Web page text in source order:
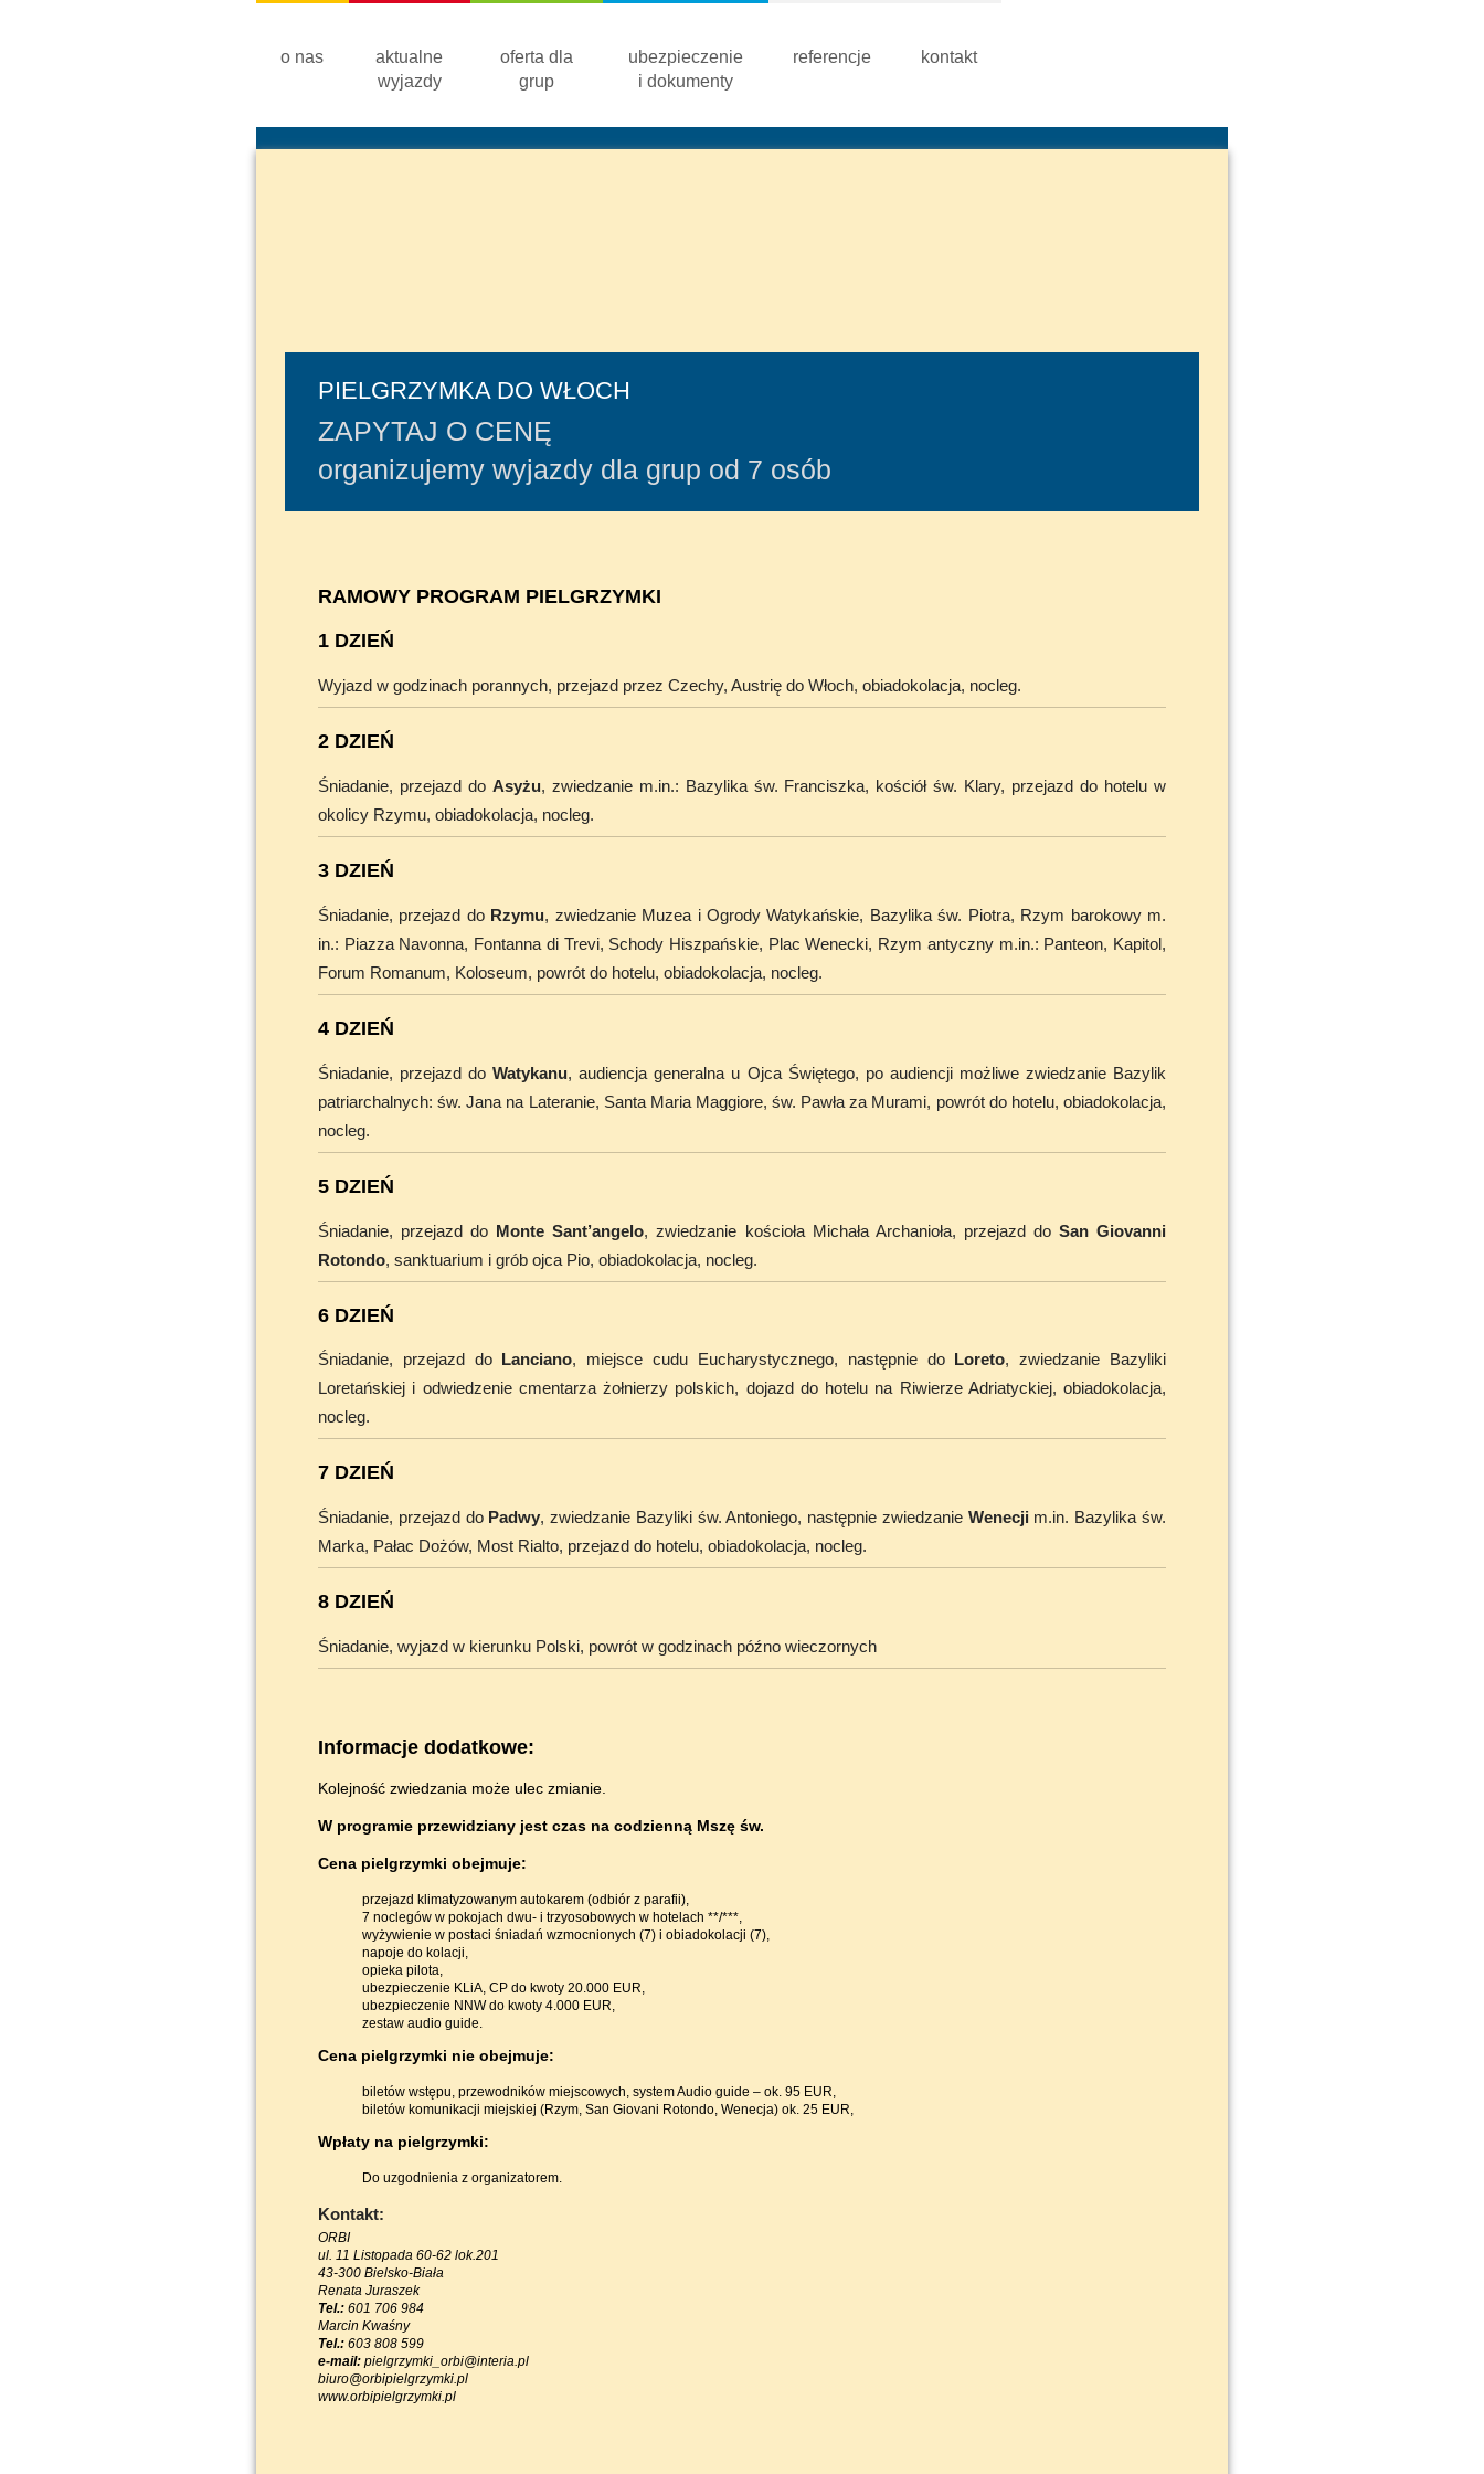
skip to content
o nas
aktualne
wyjazdy
oferta dla
grup
ubezpieczenie
i dokumenty
referencje kontakt
PIELGRZYMKA DO WŁOCH
ZAPYTAJ O CENĘ
organizujemy wyjazdy dla grup od 7 osób
RAMOWY PROGRAM PIELGRZYMKI
1 DZIEŃ
Wyjazd w godzinach porannych, przejazd przez Czechy, Austrię do Włoch, obiadokolacja, nocleg.
2 DZIEŃ
Śniadanie, przejazd do Asyżu, zwiedzanie m.in.: Bazylika św. Franciszka, kościół św. Klary, przejazd do hotelu w
okolicy Rzymu, obiadokolacja, nocleg.
3 DZIEŃ
Śniadanie, przejazd do Rzymu, zwiedzanie Muzea i Ogrody Watykańskie, Bazylika św. Piotra, Rzym barokowy m.
in.: Piazza Navonna, Fontanna di Trevi, Schody Hiszpańskie, Plac Wenecki, Rzym antyczny m.in.: Panteon, Kapitol,
Forum Romanum, Koloseum, powrót do hotelu, obiadokolacja, nocleg.
4 DZIEŃ
Śniadanie, przejazd doWatykanu, audiencja generalna u Ojca Świętego, po audiencji możliwe zwiedzanie Bazylik
patriarchalnych: św. Jana na Lateranie, Santa Maria Maggiore, św. Pawła za Murami, powrót do hotelu, obiadokolacja,
nocleg.
5 DZIEŃ
Śniadanie, przejazd do Monte Sant’angelo, zwiedzanie kościoła Michała Archanioła, przejazd do San Giovanni
Rotondo, sanktuarium i grób ojca Pio, obiadokolacja, nocleg.
6 DZIEŃ
Śniadanie, przejazd do Lanciano, miejsce cudu Eucharystycznego, następnie do Loreto, zwiedzanie Bazyliki
Loretańskiej i odwiedzenie cmentarza żołnierzy polskich, dojazd do hotelu na Riwierze Adriatyckiej, obiadokolacja,
nocleg.
7 DZIEŃ
Śniadanie, przejazd do Padwy, zwiedzanie Bazyliki św. Antoniego, następnie zwiedzanie Wenecji m.in. Bazylika św.
Marka, Pałac Dożów, Most Rialto, przejazd do hotelu, obiadokolacja, nocleg.
8 DZIEŃ
Śniadanie, wyjazd w kierunku Polski, powrót w godzinach późno wieczornych
Informacje dodatkowe:
Kolejność zwiedzania może ulec zmianie.
W programie przewidziany jest czas na codzienną Mszę św.
Cena pielgrzymki obejmuje:
przejazd klimatyzowanym autokarem (odbiór z parafii),
7 noclegów w pokojach dwu- i trzyosobowych w hotelach **/***,
wyżywienie w postaci śniadań wzmocnionych (7) i obiadokolacji (7),
napoje do kolacji,
opieka pilota,
ubezpieczenie KLiA, CP do kwoty 20.000 EUR,
ubezpieczenie NNW do kwoty 4.000 EUR,
zestaw audio guide.
Cena pielgrzymki nie obejmuje:
biletów wstępu, przewodników miejscowych, system Audio guide – ok. 95 EUR,
biletów komunikacji miejskiej (Rzym, San Giovani Rotondo, Wenecja) ok. 25 EUR,
Wpłaty na pielgrzymki:
Do uzgodnienia z organizatorem.
Kontakt:
ORBI
ul. 11 Listopada 60-62 lok.201
43-300 Bielsko-Biała
Renata Juraszek
Tel.: 601 706 984
Marcin Kwaśny
Tel.: 603 808 599
e-mail: pielgrzymki_orbi@interia.pl
biuro@orbipielgrzymki.pl
www.orbipielgrzymki.pl